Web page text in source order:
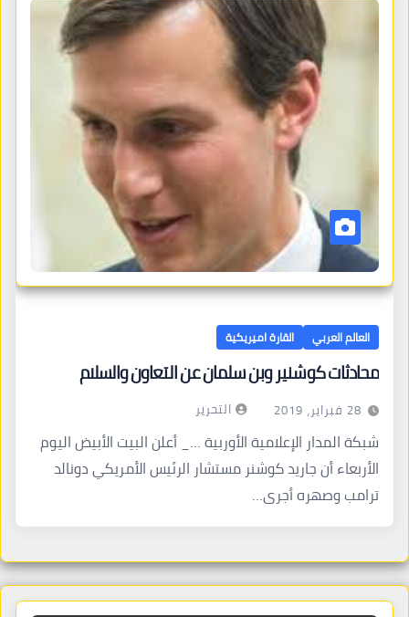
العالم العربي القارة اميريكية
محادثات كوشنير وبن سلمان عن التعاون والسلام
28 فبراير، 2019 التحرير
شبكة المدار الإعلامية الأوربية …_ أعلن البيت الأبيض اليوم
الأربعاء أن جاريد كوشنر مستشار الرئيس الأمريكي دونالد
ترامب وصهره أجرى…